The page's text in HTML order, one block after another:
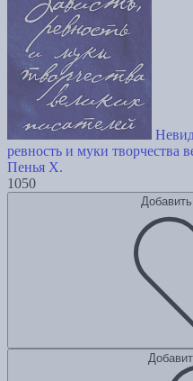
ревность и муки творчества
Пенья Х.
1050